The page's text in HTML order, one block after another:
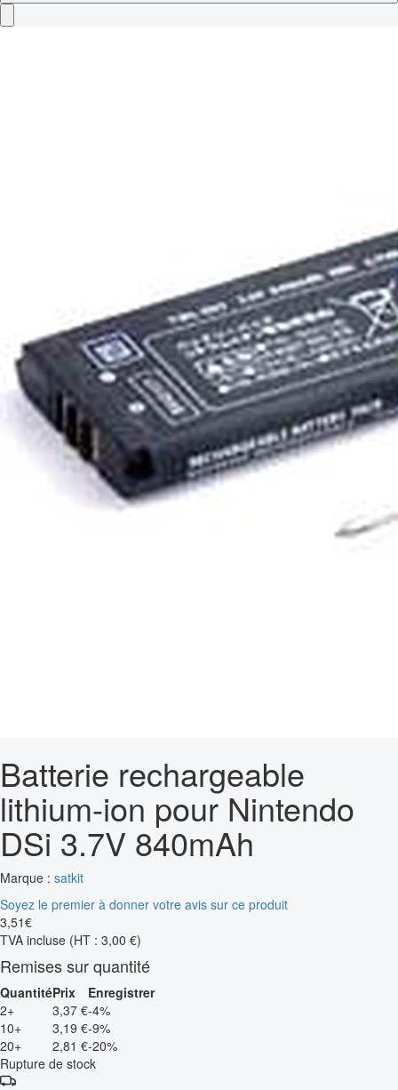
Batterie rechargeable
lithium-ion pour Nintendo
DSi 3.7V 840mAh
Marque : satkit
Soyez le premier à donner votre avis sur ce produit
3,51€
TVA incluse (HT : 3,00 €)
Remises sur quantité
QuantitéPrix
Enregistrer
2+
3,37 €-4%
10+
3,19 €-9%
20+
2,81 €-20%
Rupture de stock